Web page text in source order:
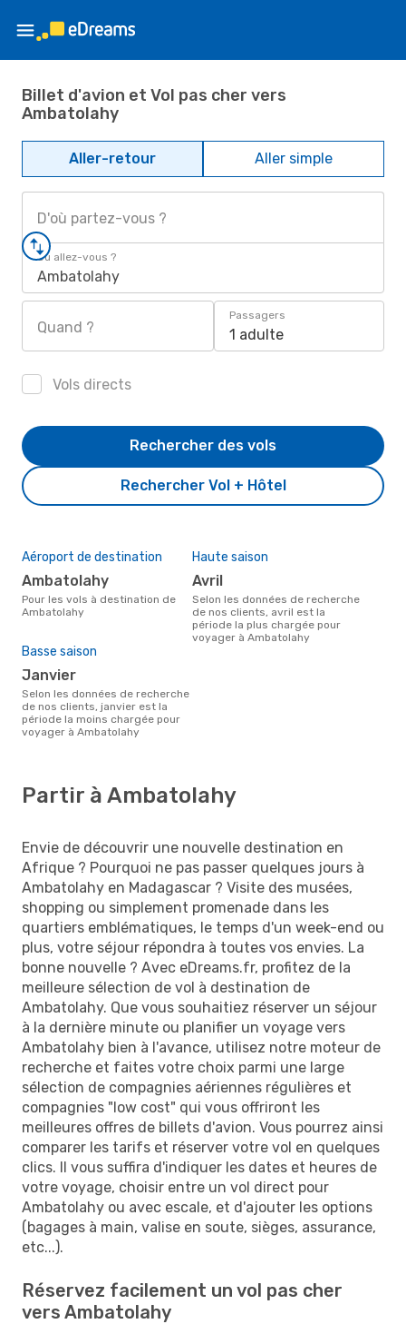
Billet d'avion et Vol pas cher vers
Ambatolahy
Aller-retour Aller simple
D'où partez-vous ?
Où allez-vous ?
Ambatolahy
Quand ?
Passagers
1 adulte
Vols directs
Rechercher Vol + Hôtel
Rechercher des vols
Aéroport de destination
Ambatolahy
Pour les vols à destination de
Ambatolahy
Haute saison
avril
Selon les données de recherche
de nos clients, avril est la
période la plus chargée pour
voyager à Ambatolahy
Basse saison
janvier
Selon les données de recherche
de nos clients, janvier est la
période la moins chargée pour
voyager à Ambatolahy
Partir à Ambatolahy
Envie de découvrir une nouvelle destination en
Afrique ? Pourquoi ne pas passer quelques jours à
Ambatolahy en Madagascar ? Visite des musées,
shopping ou simplement promenade dans les
quartiers emblématiques, le temps d'un week-end ou
plus, votre séjour répondra à toutes vos envies. La
bonne nouvelle ? Avec eDreams.fr, profitez de la
meilleure sélection de vol à destination de
Ambatolahy. Que vous souhaitiez réserver un séjour
à la dernière minute ou planifier un voyage vers
Ambatolahy bien à l'avance, utilisez notre moteur de
recherche et faites votre choix parmi une large
sélection de compagnies aériennes régulières et
compagnies "low cost" qui vous offriront les
meilleures offres de billets d'avion. Vous pourrez ainsi
comparer les tarifs et réserver votre vol en quelques
clics. Il vous suffira d'indiquer les dates et heures de
votre voyage, choisir entre un vol direct pour
Ambatolahy ou avec escale, et d'ajouter les options
(bagages à main, valise en soute, sièges, assurance,
etc...).
Réservez facilement un vol pas cher
vers Ambatolahy